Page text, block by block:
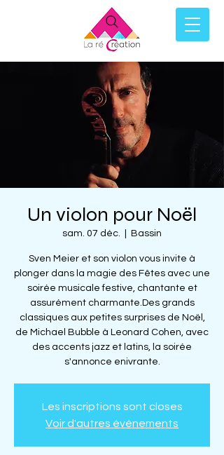
Un violon pour Noël
sam. 07 déc. Bassin
Sven Meier et son violon vous invite à
plonger dans la magie des Fêtes avec une
soirée musicale festive, chantante et
assurément charmante.Des grands
classiques aux petites surprises de Noël,
de Michael Bubble à Leonard Cohen, avec
des accents jazz et latins, la soirée
s'annonce enivrante.
Les inscriptions sont closes
Voir d'autres événements